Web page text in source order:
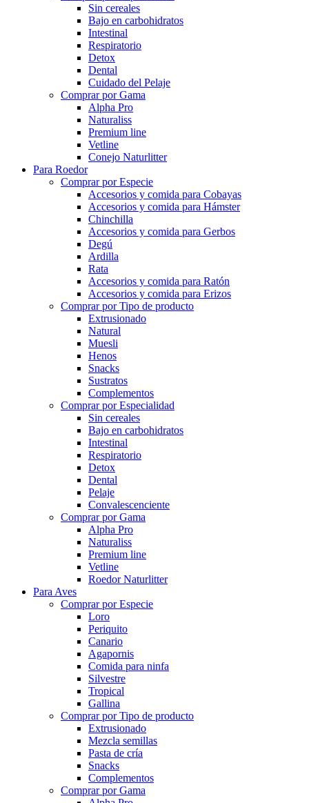
Sin cereales
Bajo en carbohidratos
Intestinal
Respiratorio
Detox
Dental
Cuidado del Pelaje
Comprar por Gama
Alpha Pro
Naturaliss
Premium line
Vetline
Conejo Naturlitter
Para Roedor
Comprar por Especie
Accesorios y comida para Cobayas
Accesorios y comida para Hámster
Chinchilla
Accesorios y comida para Gerbos
Degú
Ardilla
Rata
Accesorios y comida para Ratón
Accesorios y comida para Erizos
Comprar por Tipo de producto
Extrusionado
Natural
Muesli
Henos
Snacks
Sustratos
Complementos
Comprar por Especialidad
Sin cereales
Bajo en carbohidratos
Intestinal
Respiratorio
Detox
Dental
Pelaje
Convalescenciente
Comprar por Gama
Alpha Pro
Naturaliss
Premium line
Vetline
Roedor Naturlitter
Para Aves
Comprar por Especie
Loro
Periquito
Canario
Agapornis
Comida para ninfa
Silvestre
Tropical
Gallina
Comprar por Tipo de producto
Extrusionado
Mezcla semillas
Pasta de cría
Snacks
Complementos
Comprar por Gama